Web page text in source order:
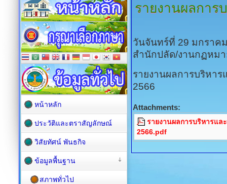
รายงานผลกา
วันจันทร์ที่ 29 มกราค
สำนักปลัด/งานกฏหม
รายงานผลการบริหา
2566
Attachments:
รายงานผลการบริหารแ
2566.pdf
หน้าหลัก
ประวัติและตราสัญลักษณ์
วิสัยทัศน์ พันธกิจ
ข้อมูลพื้นฐาน
สภาพทั่วไป